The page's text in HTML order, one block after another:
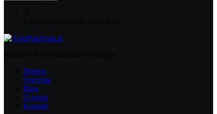
Domov
Trgovina
Blog
O nama
Kontakt